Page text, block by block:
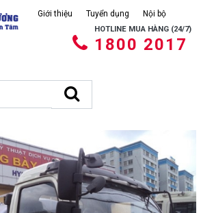
Giới thiệu Tuyển dụng Nội bộ
HOTLINE MUA HÀNG (24/7)
1800 2017